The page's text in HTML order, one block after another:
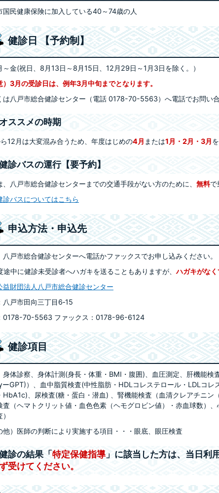
国民健康保険に加入している40～74歳の人
健診日 【予約制】
～金(祝日、8月13日～8月15日、12月29日～1月3日を除く。）
）3月の受診日は、例年3月中旬までとなります。
は八戸市総合健診センター（電話 0178-70-5563）へ電話でお問い合
ススメの時期
12月は大変混み合うため、年度はじめの4月 または1月・2月・3月
診バスの運行【要予約】
、八戸市総合健診センターまでの交通手段がない方のために、 無料で
診バスについてはこちら
申込方法・申込先
八戸市総合健診センターへ電話かファックスでお申し込みください。
中に健診未受診者へハガキを送ることもありますが、ハガキがな
益財団法人八戸市総合健診センター
八戸市田向三丁目6‐15
0178-70-5563 ファックス：0178-96-6124
健診項目
身体診察、身体計測(身長・体重・BMI・腹囲)、血圧測定、肝機能検
ーGPT)）、血中脂質検査(中性脂肪・HDLコレステロール・LDLコレ
HbA1c)、尿検査(糖・蛋白・潜血) 、腎機能検査（血清クレアチニン
査（ヘマトクリット値・血色色素（ヘモグロビン値）・赤血球数）
他）医師の判断により実施する項目・・・眼底、眼圧検査
診の結果「特定保健指導」に該当した方は、当日利
受けてください。